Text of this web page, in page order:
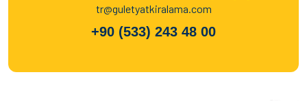
tr@guletyatkiralama.com
+90 (533) 243 48 00